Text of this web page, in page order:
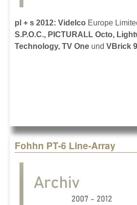
pl + s 2012: Videlco Europe
S.P.O.C., PICTURALL Octo,
Technology, TV One und VBrick
Fohhn PT-6 Line-Array